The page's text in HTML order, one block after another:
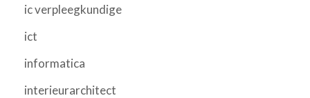
ic verpleegkundige
ict
informatica
interieurarchitect